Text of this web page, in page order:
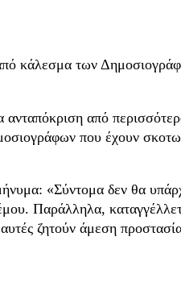
κάλεσμα των
από
που έχουν
«Σύντομα δεν θα
Παράλληλα,
ζητούν άμεση